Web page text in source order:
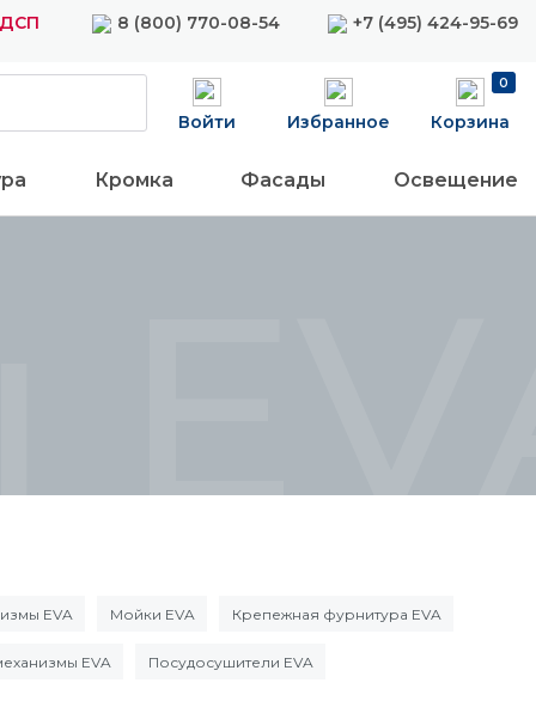
8 (800) 770-08-54 +7 (495) 424-95-69
Войти Избранное
0
Корзина
Кромка Фасады Освещение
EVA Мойки EVA Крепежная фурнитура EVA
EVA Посудосушители EVA